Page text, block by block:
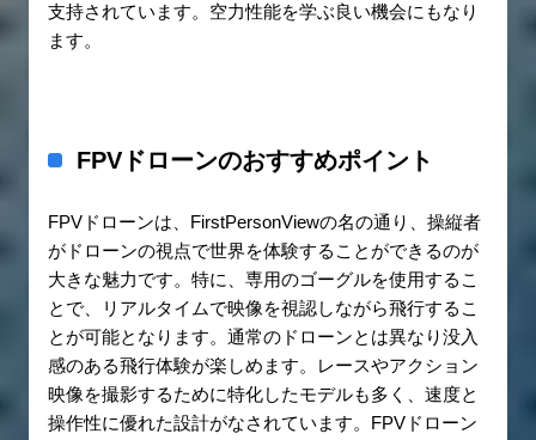
支持されています。空力性能を学ぶ良い機会にもなり
ます。
FPVドローンのおすすめポイント
FPVドローンは、FirstPersonViewの名の通り、操縦者
がドローンの視点で世界を体験することができるのが
大きな魅力です。特に、専用のゴーグルを使用するこ
とで、リアルタイムで映像を視認しながら飛行するこ
とが可能となります。通常のドローンとは異なり没入
感のある飛行体験が楽しめます。レースやアクション
映像を撮影するために特化したモデルも多く、速度と
操作性に優れた設計がなされています。FPVドローン